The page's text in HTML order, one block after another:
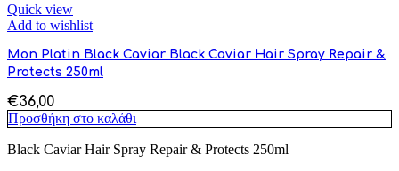
Quick view
Add to wishlist
Mon Platin Black Caviar Black Caviar Hair Spray Repair &
Protects 250ml
€36,00
Προσθήκη στο καλάθι
Black Caviar Hair Spray Repair & Protects 250ml